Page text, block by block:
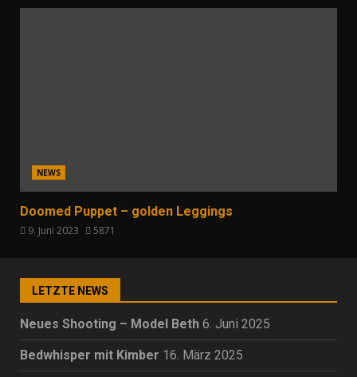
NEWS
Doomed Puppet – golden Leggings
9. Juni 2023 5871
LETZTE NEWS
Neues Shooting – Model Beth 6. Juni 2025
Bedwhisper mit Kimber 16. März 2025